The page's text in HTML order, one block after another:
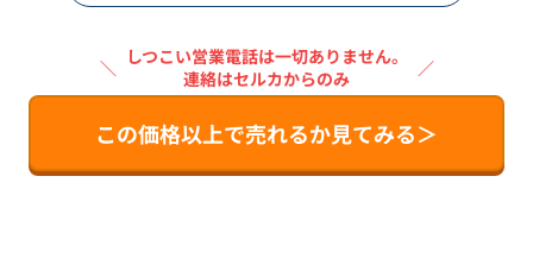
＼ しつこい営業電話は一切ありません。
連絡はセルカからのみ
／
この価格以上で売れるか見てみる＞